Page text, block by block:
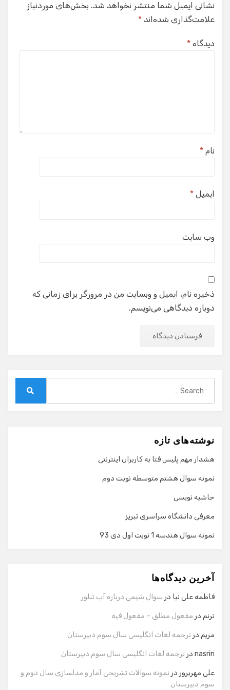
نشانی ایمیل شما منتشر نخواهد شد. بخش‌های موردنیاز
علامت‌گذاری شده‌اند *
دیدگاه *
نام *
ایمیل *
وب‌ سایت
ذخیره نام، ایمیل و وبسایت من در مرورگر برای زمانی که
دوباره دیدگاهی می‌نویسم.
نوشته‌های تازه
هشدار مهم پلیس فتا به کاربران اینترنتی
نمونه سوال هشتم متوسطه نوبت دوم
حاشیه نویسی
معرفی دانشگاه سراسری تبریز
نمونه سوال هندسه 1 نوبت اول دی 93
آخرین دیدگاه‌ها
فاطمه علی نیا در سوال شیمی درباره آب تبلور
ترنم در مفعول مطلق – مفعول فیه
مریم در ترجمه لغات انگلیسی سال سوم دبیرستان
nasrin در ترجمه لغات انگلیسی سال سوم دبیرستان
علی مهرپرور در نمونه سوالات تشریحی آمار و مدلسازی سال دوم و
سوم دبیرستان
گفت‌وگو با دستیار هوشمند
سلام! برای شروع گفت‌وگو لطفاً شماره تماس یا ایمیل خود را
وارد کنید.
ایمیل